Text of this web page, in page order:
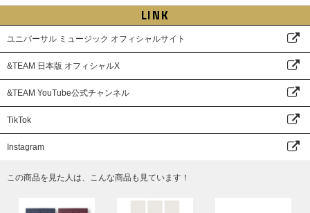
●特典会内容
①メンバー個別オンラインサイン会
③メンバー全員リレー式オンライントーク (K、JO以外のメンバー7名での
※全てK、JOは不参加となり、その他7名での実施となります。
※①、②はメンバー選択可能です。
●開催日程
2026年3月1日(日)
※2025/11/27更新：開催日程が変更となりました。
※各部の受付時間、開始時間、エントリー期間も変更となっております。各
①メンバー個別オンラインサイン会
書きデコプリントフォトカード」または「メンバー別フォトカード」に加
え、「直筆サイン入りメンバー別フォトカード」をお渡しいたします。
※いかなる場合も、当落についてはお問い合わせいただいてもお答えいたし
かねます。あらかじめご了承ください。
スレや汚れなどある場合がございます。あらかじめご了承ください。
■対象商品
&TEAM KR 1st Mini Album 'Back to Life'
Back to Life【3形態セット】【ラッキードロー対象商品】【第2弾】
Back to Life【単品ランダム】【ラッキードロー対象商品】【第2弾】
Back to Life (ROAR ver.)【9形態セット】【ラッキードロー対象商品】
【第2弾】
品】【第2弾】
LINK
ユニバーサル ミュージック オフィシャルサイト
&TEAM 日本版 オフィシャルX
&TEAM YouTube公式チャンネル
TikTok
Instagram
この商品を見た人は、こんな商品も見ています！